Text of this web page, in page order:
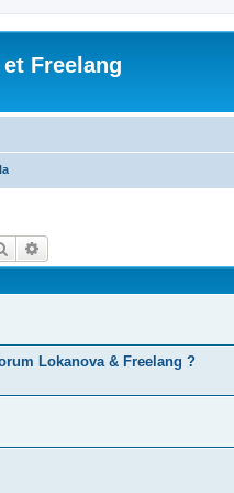
Freelang
Search
Lokanova & Freelang ?